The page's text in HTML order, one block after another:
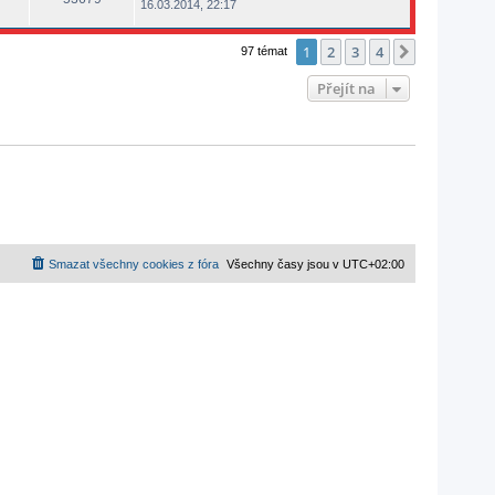
16.03.2014, 22:17
97 témat 1 2 3 4
Přejít na
Všechny časy jsou v UTC+02:00
Smazat všechny cookies z fóra